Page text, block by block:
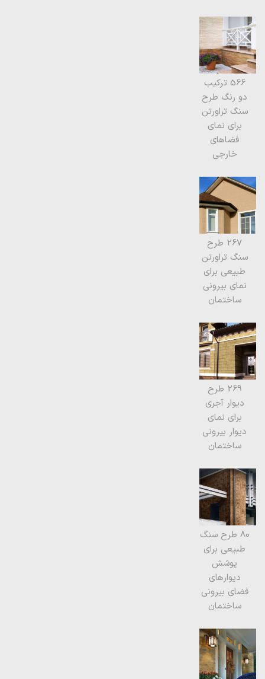
566 ترکیب
دو رنگ طرح
سنگ تراورتن
برای نمای
فضاهای
خارجی
267 طرح
سنگ تراورتن
طبیعی برای
نمای بیرونی
ساختمان
269 طرح
دیوار آجری
برای نمای
دیوار بیرونی
ساختمان
80 طرح سنگ
طبیعی برای
پوشش
دیوارهای
فضای بیرونی
ساختمان